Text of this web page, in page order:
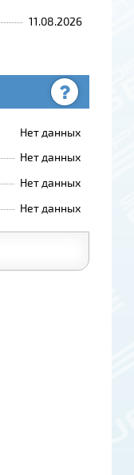
11.08.2026
Нет данных
Нет данных
Нет данных
Нет данных